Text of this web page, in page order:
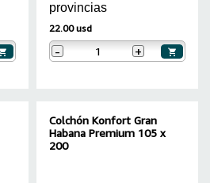
provincias
22.00 usd
- +
Colchón Konfort Gran
Habana Premium 105 x
200